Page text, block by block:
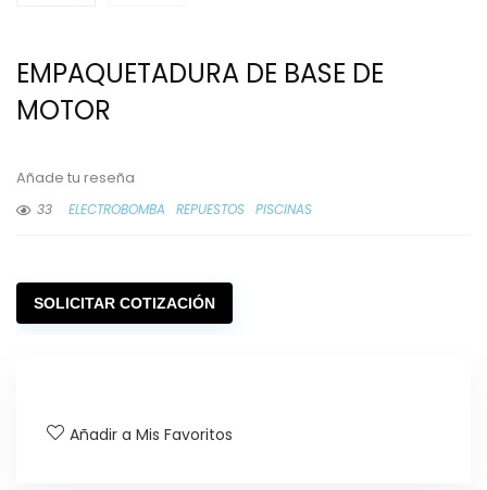
EMPAQUETADURA DE BASE DE
MOTOR
Añade tu reseña
33
ELECTROBOMBA REPUESTOS PISCINAS
SOLICITAR COTIZACIÓN
Añadir a Mis Favoritos